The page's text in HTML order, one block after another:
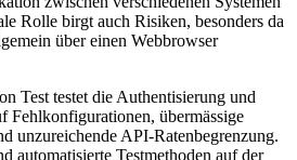
Rolle birgt auch Risiken, besonders da
über einen Webbrowser
Test testet die Authentisierung und
Fehlkonfigurationen, übermässige
unzureichende API-Ratenbegrenzung.
automatisierte Testmethoden auf der